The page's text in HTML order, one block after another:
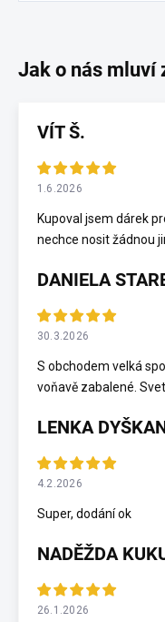
VÍT Š.
1.6.2026
Kupoval jsem dárek
nechce nosit žádnou
DANIELA
30.3.2026
S obchodem velká
voňavě zabalené.
LENKA
4.2.2026
Super, dodání ok
NADĚŽDA
26.1.2026